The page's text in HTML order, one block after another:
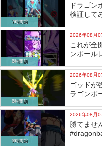
7時間前
ドラゴン
検証し
8時間前
2026年08月
これが全
ンボール
8時間前
2026年08月
ゴッドが
ラゴンボ
9時間前
2026年08月
勝てませ